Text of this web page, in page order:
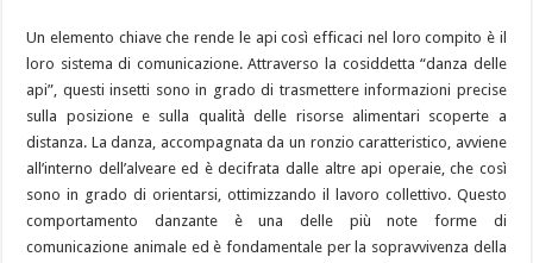
Un elemento chiave che rende le api così efficaci nel loro compito è il
loro sistema di comunicazione. Attraverso la cosiddetta “danza delle
api”, questi insetti sono in grado di trasmettere informazioni precise
sulla posizione e sulla qualità delle risorse alimentari scoperte a
distanza. La danza, accompagnata da un ronzio caratteristico, avviene
all’interno dell’alveare ed è decifrata dalle altre api operaie, che così
sono in grado di orientarsi, ottimizzando il lavoro collettivo. Questo
comportamento danzante è una delle più note forme di
comunicazione animale ed è fondamentale per la sopravvivenza della